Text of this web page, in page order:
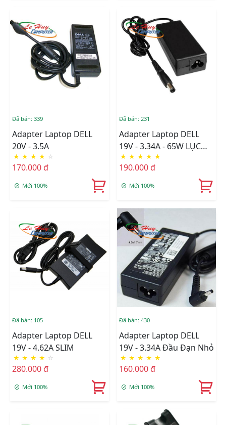
Đã bán: 339
Adapter Laptop DELL
20V - 3.5A
★ ★ ★ ★ ☆
170.000 đ
Mới 100%
Đã bán: 231
Adapter Laptop DELL
19V - 3.34A - 65W LỤC
GIÁC
★ ★ ★ ★ ★
190.000 đ
Mới 100%
Đã bán: 105
Adapter Laptop DELL
19V - 4.62A SLIM
★ ★ ★ ★ ☆
280.000 đ
Mới 100%
Đã bán: 430
Adapter Laptop DELL
19V - 3.34A Đầu Đạn Nhỏ
★ ★ ★ ★ ★
160.000 đ
Mới 100%